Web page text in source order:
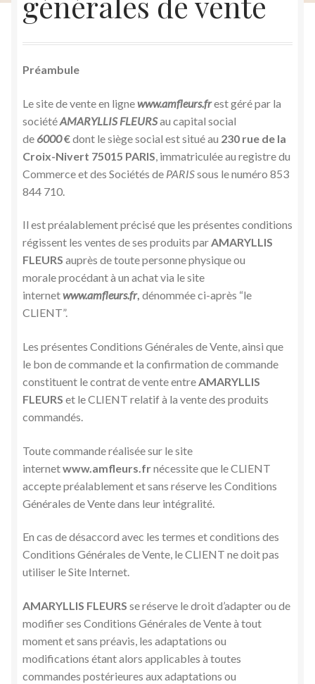
Galerie
le
enfant
Informations et contacts
Label Fleur de France
Tarif des livraisons
CGV
Politique en matière de remboursements et de
retours
Politique de cookies (UE)
Panier
Préambule
Le site de vente en lignewww.amfleurs.frest géré par la
sociétéAMARYLLIS FLEURSau capital social
de 6000€dont le siège social est situé au 230 rue de la
Croix-Nivert 75015 PARIS, immatriculée au registre du
Commerce et des Sociétés de PARISsous le numéro 853
844 710.
Il est préalablement précisé que les présentes conditions
régissent les ventes de ses produits parAMARYLLIS
FLEURS auprès de toute personne physique ou
morale procédant à un achat via le site
internetwww.amfleurs.fr, dénommée ci-après “le
CLIENT”.
Les présentes Conditions Générales de Vente, ainsi que
le bon de commande et la confirmation de commande
constituent le contrat de vente entreAMARYLLIS
FLEURS et le CLIENT relatif à la vente des produits
commandés.
Toute commande réalisée sur le site
internetwww.amfleurs.frnécessite que le CLIENT
accepte préalablement et sans réserve les Conditions
Générales de Vente dans leur intégralité.
En cas de désaccord avec les termes et conditions des
Conditions Générales de Vente, le CLIENT ne doit pas
utiliser le Site Internet.
AMARYLLIS FLEURS se réserve le droit d’adapter ou de
modifier ses Conditions Générales de Vente à tout
moment et sans préavis, les adaptations ou
modifications étant alors applicables à toutes
commandes postérieures aux adaptations ou